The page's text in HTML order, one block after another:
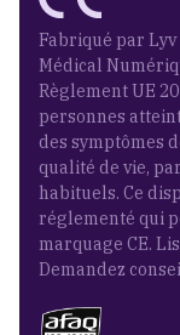
Fabriqué par
Médical
Règlement UE
personnes
des symptômes
qualité de vie,
habituels. Ce
réglementé qui
marquage CE.
Demandez